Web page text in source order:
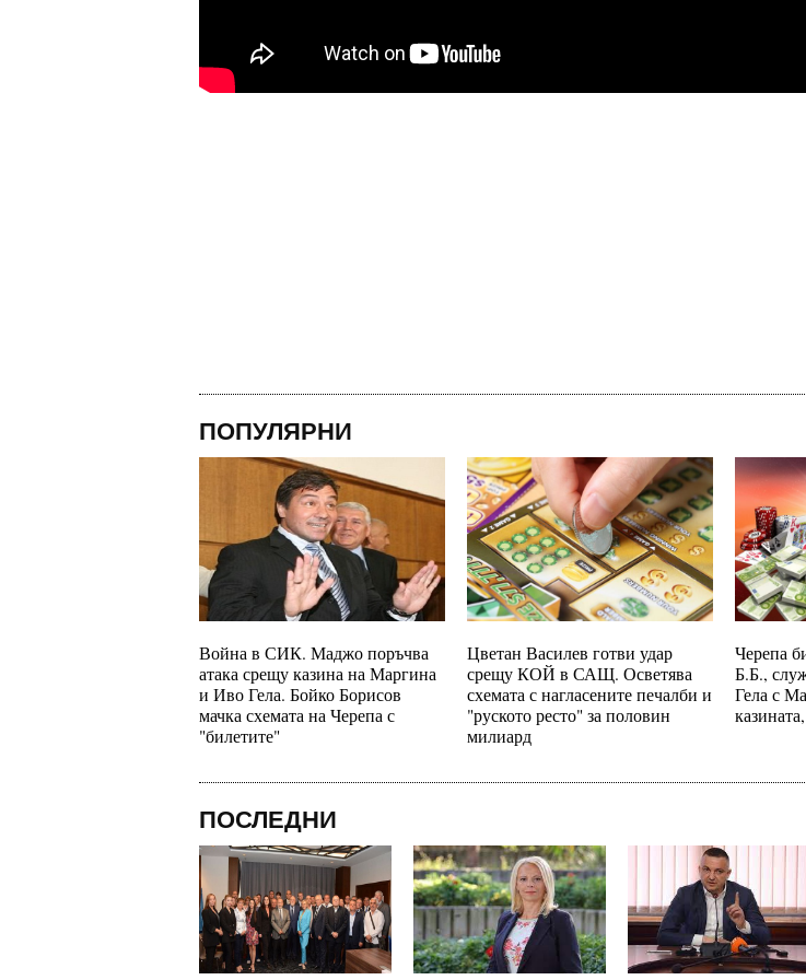
ПОПУЛЯРНИ
Война в СИК. Маджо поръчва
атака срещу казина на Маргина
и Иво Гела. Бойко Борисов
мачка схемата на Черепа с
"билетите"
Цветан Василев готви удар
срещу КОЙ в САЩ. Осветява
схемата с нагласените печалби и
"руското ресто" за половин
милиард
Черепа
Б.Б.,
Гела с
ПОСЛЕДНИ